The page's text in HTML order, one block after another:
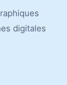
digitales